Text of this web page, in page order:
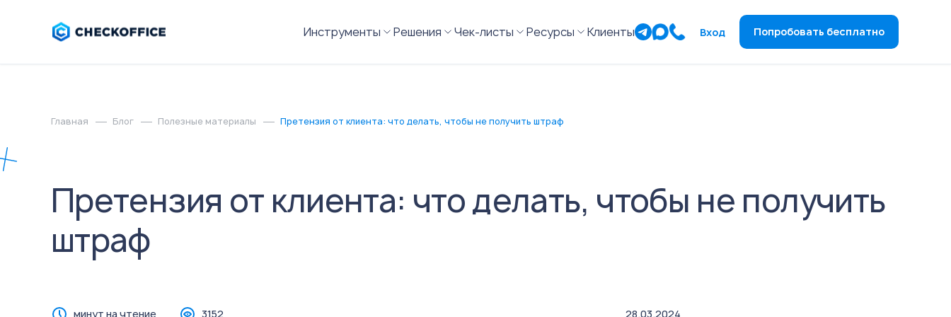
Инструменты Решения Чек-листы Ресурсы Клиенты Вход Попробовать бесплатно
Главная Блог Полезные материалы Претензия от клиента: что делать, чтобы не получить штраф
Претензия от клиента: что делать, чтобы не получить
штраф
минут на чтение 3152 28.03.2024